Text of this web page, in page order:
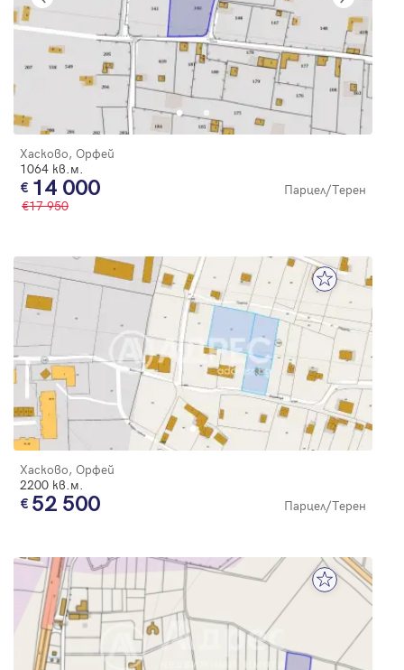
Хасково, Орфей
1064 кв.м.
14 000
Парцел/Терен
17 950
Хасково, Орфей
2200 кв.м.
52 500 Парцел/Терен